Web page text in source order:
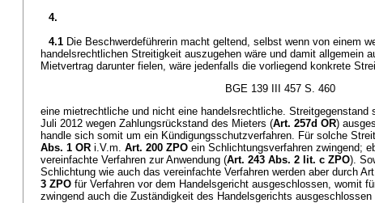
4.
4.1 Die Beschwerdeführerin macht geltend, selbst wenn von einem
handelsrechtlichen Streitigkeit auszugehen wäre und damit allgemein
Mietvertrag darunter fielen, wäre jedenfalls die vorliegend konkrete
BGE 139 III 457 S. 460
eine mietrechtliche und nicht eine handelsrechtliche. Streitgegenstand
Juli 2012 wegen Zahlungsrückstand des Mieters (Art. 257d OR)
handle sich somit um ein Kündigungsschutzverfahren. Für solche
Abs. 1 OR i.V.m. Art. 200 ZPO ein Schlichtungsverfahren zwingend;
vereinfachte Verfahren zur Anwendung (Art. 243 Abs. 2 lit. c ZPO).
Schlichtung wie auch das vereinfachte Verfahren werden aber durch
3 ZPO für Verfahren vor dem Handelsgericht ausgeschlossen, womit
zwingend auch die Zuständigkeit des Handelsgerichts ausgeschlossen